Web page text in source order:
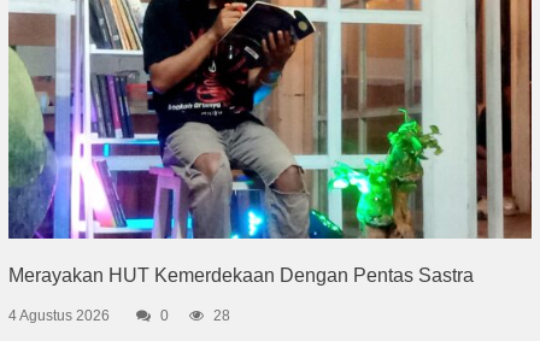
Merayakan HUT Kemerdekaan Dengan Pentas Sastra
4 Agustus 2026 0 28